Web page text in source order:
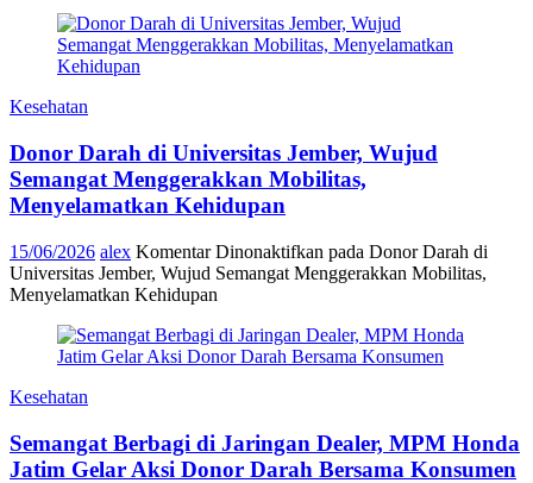
Kesehatan
Donor Darah di Universitas Jember, Wujud
Semangat Menggerakkan Mobilitas,
Menyelamatkan Kehidupan
15/06/2026 alex Komentar Dinonaktifkan pada Donor Darah di
Universitas Jember, Wujud Semangat Menggerakkan Mobilitas,
Menyelamatkan Kehidupan
Kesehatan
Semangat Berbagi di Jaringan Dealer, MPM Honda
Jatim Gelar Aksi Donor Darah Bersama Konsumen